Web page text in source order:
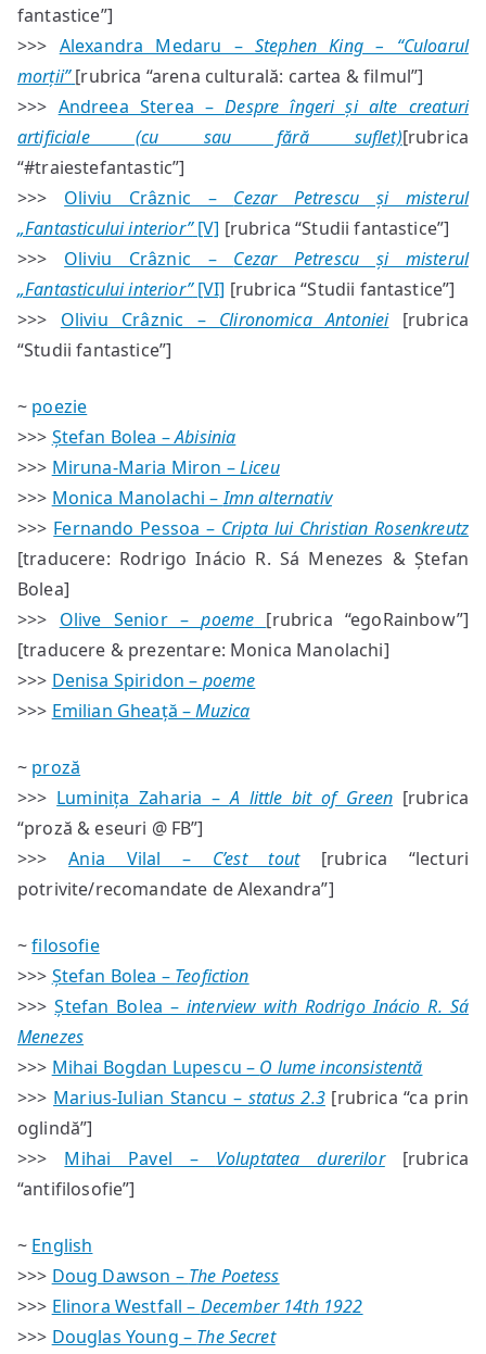
fantastice”]
>>> Alexandra Medaru – Stephen King – “Culoarul
morții” [rubrica “arena culturală: cartea & filmul”]
>>> Andreea Sterea –Despre îngeri și alte creaturi
artificiale (cu sau fără suflet)[rubrica
“#traiestefantastic”]
>>> Oliviu Crâznic – Cezar Petrescu și misterul
„Fantasticului interior”[V] [rubrica “Studii fantastice”]
>>> Oliviu Crâznic – Cezar Petrescu și misterul
„Fantasticului interior”[VI] [rubrica “Studii fantastice”]
>>> Oliviu Crâznic – Clironomica Antoniei[rubrica
“Studii fantastice”]
~ poezie
>>> Ștefan Bolea –Abisinia
>>> Miruna-Maria Miron –Liceu
>>> Monica Manolachi –Imn alternativ
>>> Fernando Pessoa – Cripta lui Christian Rosenkreutz
[traducere: Rodrigo Inácio R. Sá Menezes & Ștefan
Bolea]
>>> Olive Senior –poeme [rubrica “egoRainbow”]
[traducere & prezentare: Monica Manolachi]
>>> Denisa Spiridon – poeme
>>> Emilian Gheață –Muzica
~ proză
>>> Luminița Zaharia –A little bit of Green [rubrica
“proză & eseuri @ FB”]
>>>Ania Vilal – C’est tout[rubrica “lecturi
potrivite/recomandate de Alexandra”]
~filosofie
>>> Ștefan Bolea – Teofiction
>>>Ștefan Bolea – interview with Rodrigo Inácio R. Sá
Menezes
>>> Mihai Bogdan Lupescu – O lume inconsistentă
>>> Marius-Iulian Stancu – status 2.3[rubrica “ca prin
oglindă”]
>>> Mihai Pavel – Voluptatea durerilor[rubrica
“antifilosofie”]
~ English
>>> Doug Dawson – The Poetess
>>> Elinora Westfall – December 14th 1922
>>> Douglas Young – The Secret